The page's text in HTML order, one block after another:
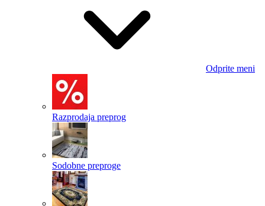
Odprite meni
Razprodaja preprog
Sodobne preproge